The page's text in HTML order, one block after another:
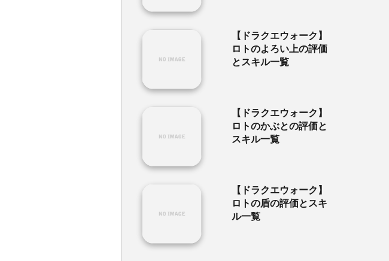
【ドラクエウォーク】
ロトのよろい上の評価
とスキル一覧
【ドラクエウォーク】
ロトのかぶとの評価と
スキル一覧
【ドラクエウォーク】
ロトの盾の評価とスキ
ル一覧